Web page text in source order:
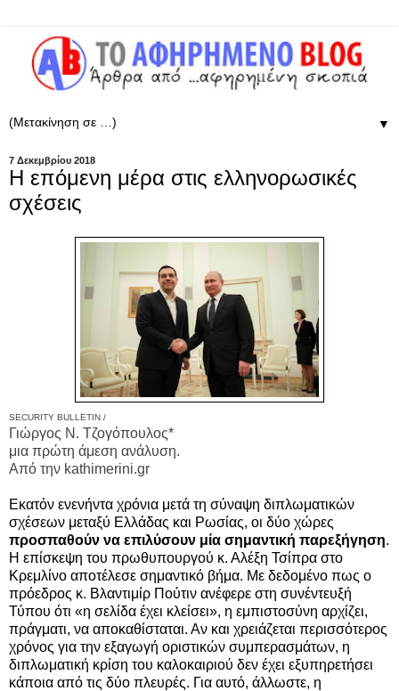
▼
7 Δεκεμβρίου 2018
Η επόμενη μέρα στις ελληνορωσικές
σχέσεις
SECURITY BULLETIN /
Γιώργος Ν. Τζογόπουλος*
μια πρώτη άμεση ανάλυση.
Από την kathimerini.gr
Εκατόν ενενήντα χρόνια μετά τη σύναψη διπλωματικών
σχέσεων μεταξύ Ελλάδας και Ρωσίας, οι δύο χώρες
προσπαθούν να επιλύσουν μία σημαντική παρεξήγηση.
Η επίσκεψη του πρωθυπουργού κ. Αλέξη Τσίπρα στο
Κρεμλίνο αποτέλεσε σημαντικό βήμα. Με δεδομένο πως ο
πρόεδρος κ. Βλαντιμίρ Πούτιν ανέφερε στη συνέντευξή
Τύπου ότι «η σελίδα έχει κλείσει», η εμπιστοσύνη αρχίζει,
πράγματι, να αποκαθίσταται. Αν και χρειάζεται περισσότερος
χρόνος για την εξαγωγή οριστικών συμπερασμάτων, η
διπλωματική κρίση του καλοκαιριού δεν έχει εξυπηρετήσει
κάποια από τις δύο πλευρές. Για αυτό, άλλωστε, η